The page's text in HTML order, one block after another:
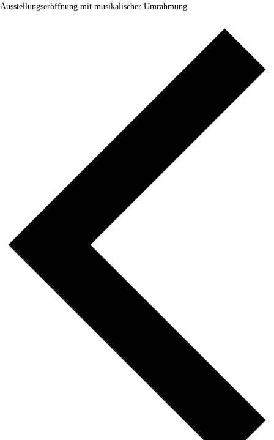
Ausstellungseröffnung mit musikalischer Umrahmung